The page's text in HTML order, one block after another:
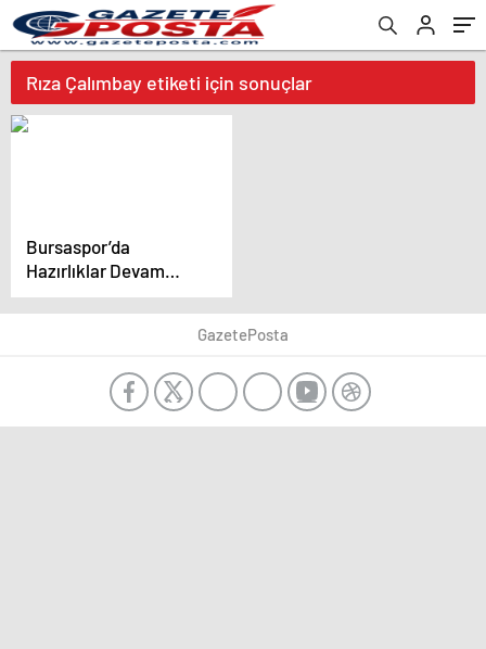
Rıza Çalımbay etiketi için sonuçlar
Bursaspor’da
Hazırlıklar Devam
Ediyor
GazetePosta